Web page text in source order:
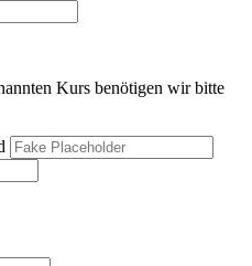
Kurs benötigen wir bitte